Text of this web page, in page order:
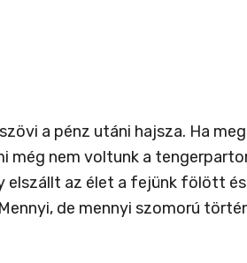
a pénz utáni hajsza. Ha
nem voltunk a
az élet a fejünk fölött és
de mennyi szomorú